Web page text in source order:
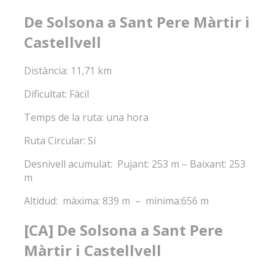
De Solsona a Sant Pere Màrtir i
Castellvell
Distància: 11,71 km
Dificultat: Fàcil
Temps de la ruta: una hora
Ruta Circular: Sí
Desnivell acumulat: Pujant: 253 m – Baixant: 253
m
Altidud: màxima: 839 m – mínima:656 m
[CA] De Solsona a Sant Pere
Màrtir i Castellvell